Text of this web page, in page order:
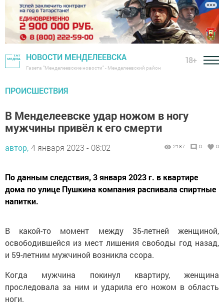
НОВОСТИ МЕНДЕЛЕЕВСКА
Газета "Менделеевские новости" - Менделеевский район
18+
ПРОИСШЕСТВИЯ
В Менделеевске удар ножом в ногу
мужчины привёл к его смерти
автор, 4 января 2023 - 08:02 2187 0 0
По данным следствия, 3 января 2023 г. в квартире
дома по улице Пушкина компания распивала спиртные
напитки.
В какой-то момент между 35-летней женщиной,
освободившейся из мест лишения свободы год назад,
и 59-летним мужчиной возникла ссора.
Когда мужчина покинул квартиру, женщина
проследовала за ним и ударила его ножом в область
ноги.